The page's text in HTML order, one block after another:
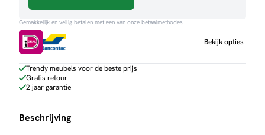
Gemakkelijk en veilig betalen met een van onze betaalmethodes
Bekijk opties
Trendy meubels voor de beste prijs
Gratis retour
2 jaar garantie
Beschrijving